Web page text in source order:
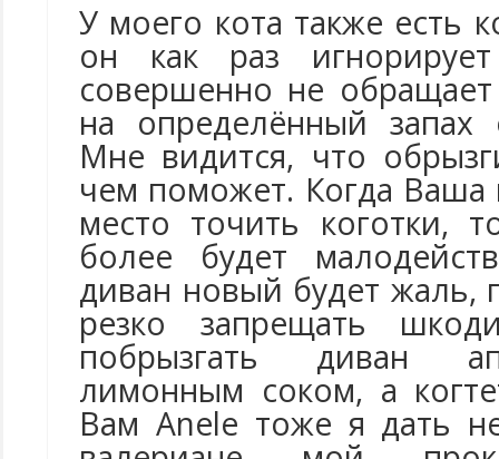
У моего кота также есть
он как раз
совершенно не
на определённый
Мне видится, что
чем поможет. Когда Ваша
место точить коготки,
более будет
диван новый будет жаль,
резко запрещать
побрызгать диван
лимонным соком, а
Вам Anele тоже я дать